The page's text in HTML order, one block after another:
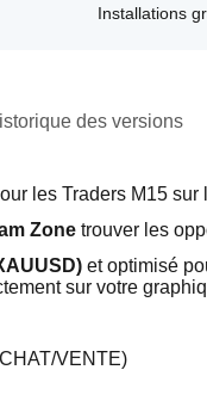
Installations
des versions
les Traders M15 sur
Zone trouver les
et optimisé
sur votre
VENTE)